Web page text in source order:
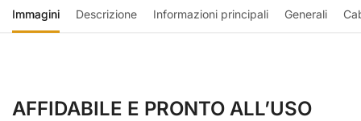
Immagini Descrizione Informazioni principali Generali
AFFIDABILE E PRONTO ALL’USO